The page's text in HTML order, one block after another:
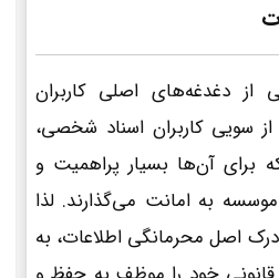
از دغدغه‌های اصلی کاربران
سویی کاربران اسناد شخصی،
برای آن‌ها بسیار پراهمیت و
به امانت می‌گذارند. لذا
اصل محرمانگی اطلاعات، به